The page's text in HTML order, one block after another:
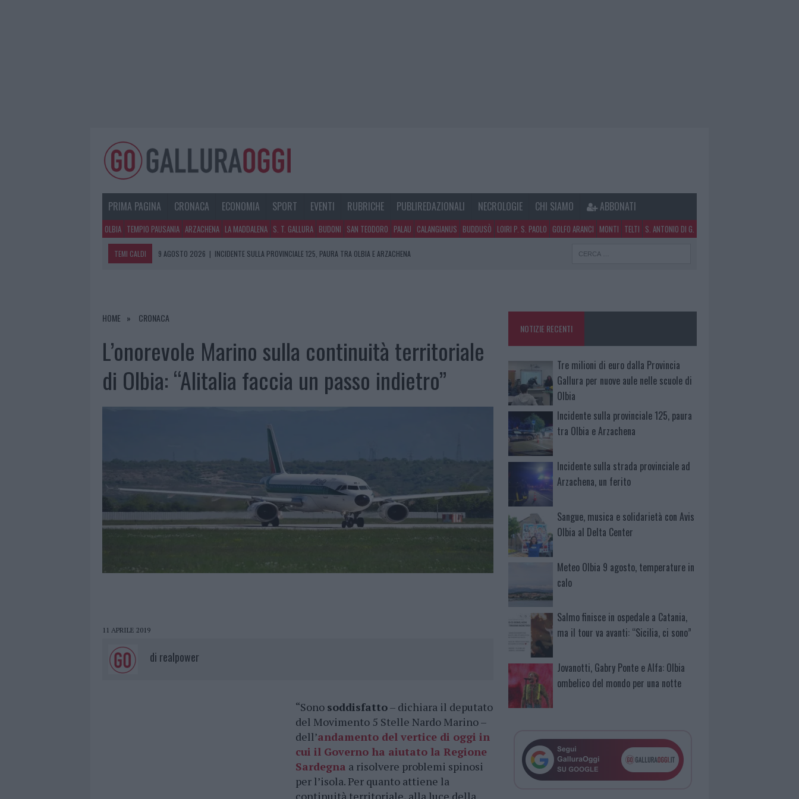
PRIMA PAGINA CRONACA ECONOMIA SPORT EVENTI RUBRICHE PUBLIREDAZIONALI NECROLOGIE CHI SIAMO ABBONATI
OLBIA TEMPIO PAUSANIA ARZACHENA LA MADDALENA S. T. GALLURA BUDONI SAN TEODORO PALAU CALANGIANUS BUDDUSÒ LOIRI P. S. PAOLO GOLFO ARANCI MONTI TELTI S. ANTONIO DI G.
TEMI CALDI 9 AGOSTO 2026 | INCIDENTE SULLA PROVINCIALE 125, PAURA TRA OLBIA E ARZACHENA
8 AGOSTO 2026
|
HOME CRONACA
L’onorevole Marino sulla continuità territoriale
di Olbia: “Alitalia faccia un passo indietro”
11 APRILE 2019
di realpower
“Sono soddisfatto– dichiara il deputato
del Movimento 5 Stelle Nardo Marino –
dell’andamento del vertice di oggi in
cui il Governo ha aiutato la Regione
Sardegna a risolvere problemi spinosi
per l’isola. Per quanto attiene la
NOTIZIE RECENTI
Tre milioni di euro dalla Provincia
Gallura per nuove aule nelle scuole di
Olbia
Incidente sulla provinciale 125, paura
tra Olbia e Arzachena
Incidente sulla strada provinciale ad
Arzachena, un ferito
Sangue, musica e solidarietà con Avis
Olbia al Delta Center
Meteo Olbia 9 agosto, temperature in
calo
Salmo finisce in ospedale a Catania,
ma il tour va avanti: “Sicilia, ci sono”
Jovanotti, Gabry Ponte e Alfa: Olbia
ombelico del mondo per una notte